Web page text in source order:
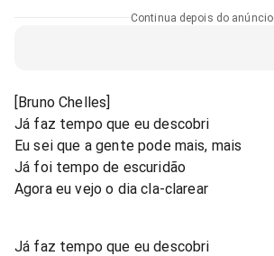
Continua depois do anúncio
[Bruno Chelles]
Já faz tempo que eu descobri
Eu sei que a gente pode mais, mais
Já foi tempo de escuridão
Agora eu vejo o dia cla-clarear
Já faz tempo que eu descobri